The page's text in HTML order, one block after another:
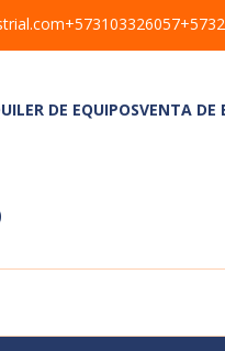
+573103326057
DE EQUIPOSVENTA DE